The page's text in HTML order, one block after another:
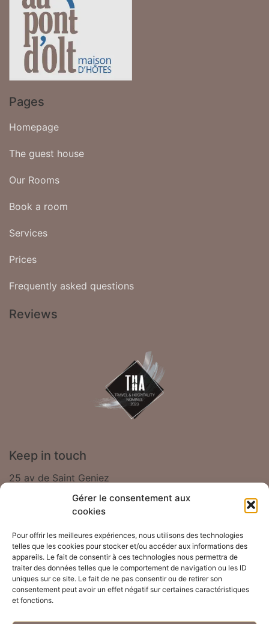
Gérer le consentement aux
cookies
Pour offrir les meilleures expériences, nous utilisons des technologies
telles que les cookies pour stocker et/ou accéder aux informations des
appareils. Le fait de consentir à ces technologies nous permettra de
traiter des données telles que le comportement de navigation ou les ID
uniques sur ce site. Le fait de ne pas consentir ou de retirer son
consentement peut avoir un effet négatif sur certaines caractéristiques
et fonctions.
Pages
Homepage
The guest house
Our Rooms
Book a room
Services
Prices
Frequently asked questions
Reviews
Keep in touch
25 av de Saint Geniez
12500 Saint Côme d'Olt - France
+33 6 52 46 24 20
aupontdolt@gmail.com